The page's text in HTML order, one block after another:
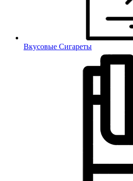
Вкусовые Сигареты